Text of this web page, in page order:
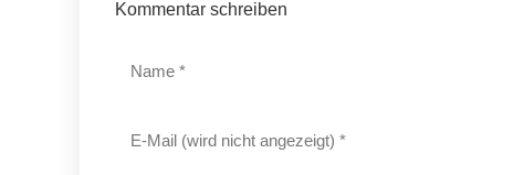
Kommentar schreiben